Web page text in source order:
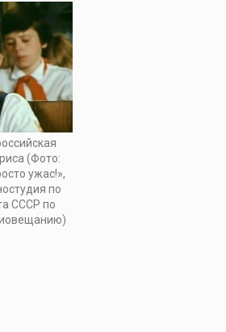
(Фото:
ужас!»,
по
СССР по